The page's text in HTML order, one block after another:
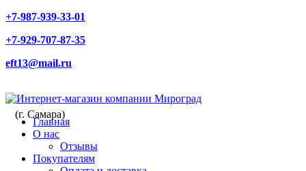
+7-987-939-33-01
+7-929-707-87-35
eft13@mail.ru
(г. Самара)
Главная
О нас
Отзывы
Покупателям